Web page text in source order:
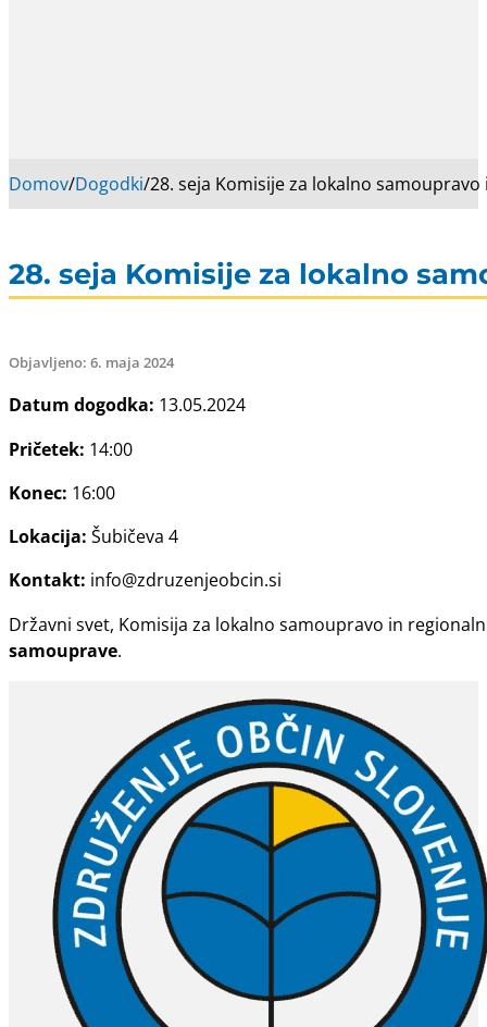
Domov/Dogodki/28. seja Komisije za lokalno
28. seja Komisije za lokalno
Objavljeno: 6. maja 2024
Datum dogodka: 13.05.2024
Pričetek: 14:00
Konec: 16:00
Lokacija: Šubičeva 4
Kontakt: info@zdruzenjeobcin.si
Državni svet, Komisija za lokalno samoupravo in
samouprave.